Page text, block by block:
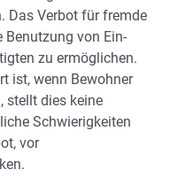
Das Verbot für fremde
Benutzung von Ein-
zu ermöglichen.
ist, wenn Bewohner
stellt dies keine
Schwierigkeiten
vor